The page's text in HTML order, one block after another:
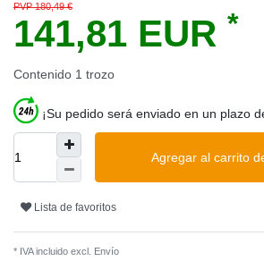
PVP 180,49 €
141,81 EUR *
Contenido 1 trozo
¡Su pedido será enviado en un plazo
Agregar al carrito
Lista de favoritos
* IVA incluido excl. Envío